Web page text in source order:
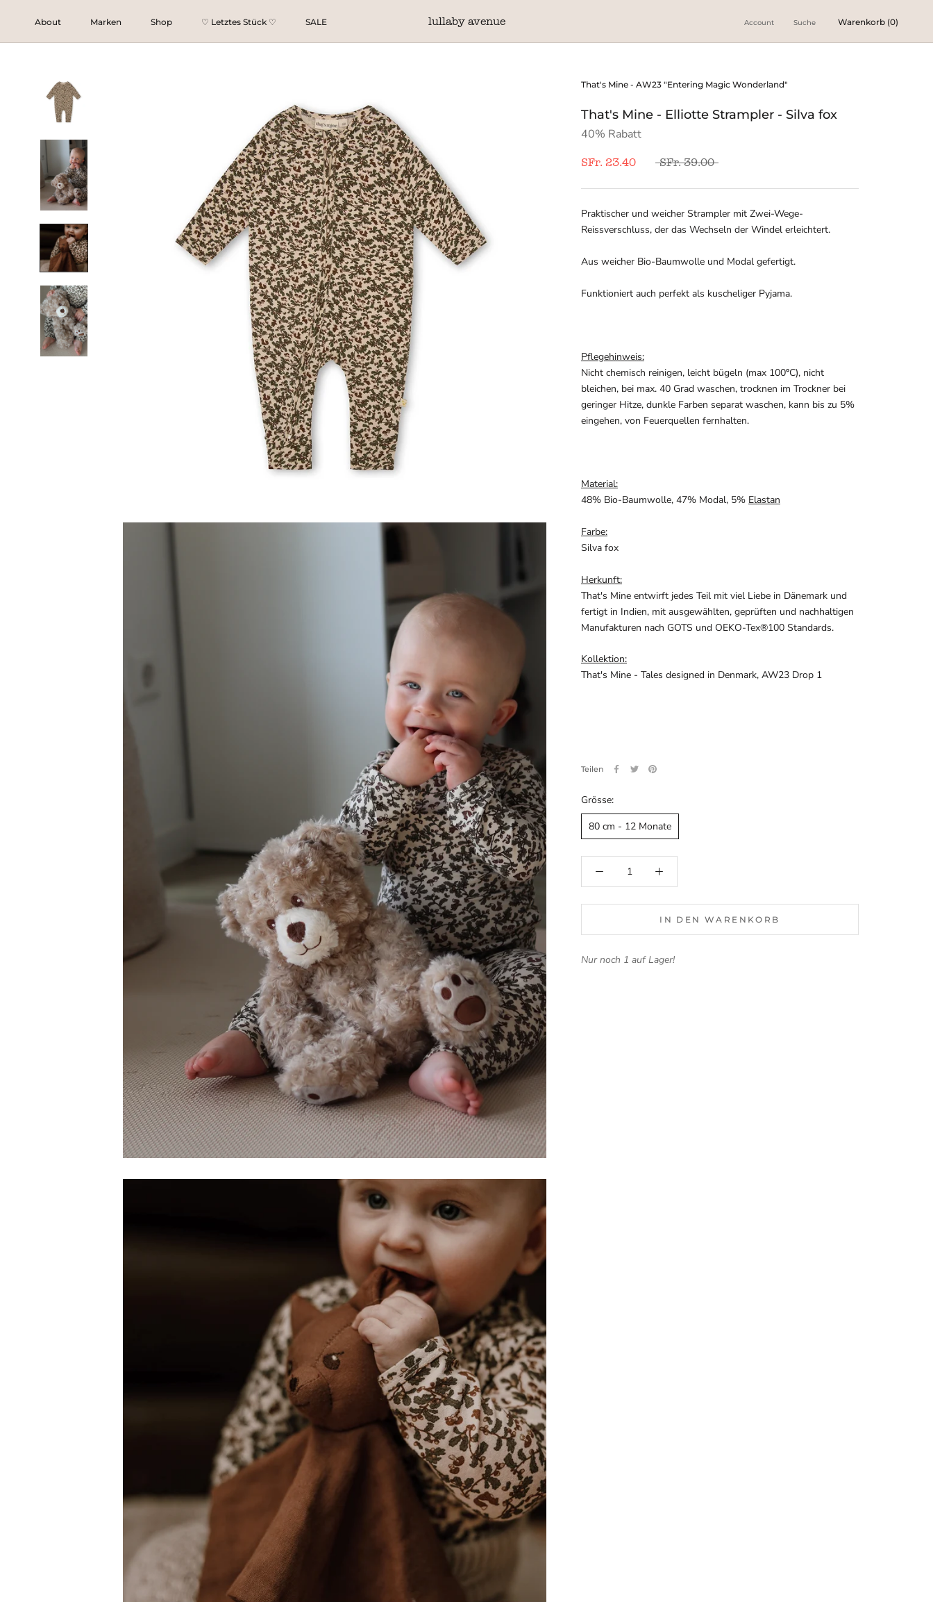
Inhalt
About Marken Shop
♡ Letztes Stück ♡
SALE
lullaby avenue Account Suche Warenkorb (0)
That's Mine - AW23 "Entering Magic Wonderland"
That's Mine - Elliotte Strampler - Silva fox
40% Rabatt
SFr. 23.40 SFr. 39.00
Praktischer und weicher Strampler mit Zwei-Wege-
Reissverschluss, der das Wechseln der Windel erleichtert.
Aus weicher Bio-Baumwolle und Modal gefertigt.
Funktioniert auch perfekt als kuscheliger Pyjama.
Pflegehinweis:
Nicht chemisch reinigen, leicht bügeln (max 100°C), nicht
bleichen, bei max. 40 Grad waschen, trocknen im Trockner bei
geringer Hitze, dunkle Farben separat waschen, kann bis zu 5%
eingehen, von Feuerquellen fernhalten.
Material:
48% Bio-Baumwolle, 47% Modal, 5% Elastan
Farbe:
Silva fox
Herkunft:
That's Mine entwirft jedes Teil mit viel Liebe in Dänemark und
fertigt in Indien, mit ausgewählten, geprüften und nachhaltigen
Manufakturen nach GOTS und OEKO-Tex®100 Standards.
Kollektion:
That's Mine - Tales designed in Denmark, AW23 Drop 1
Teilen
Grösse:
80 cm - 12 Monate
IN DEN WARENKORB
Nur noch 1 auf Lager!